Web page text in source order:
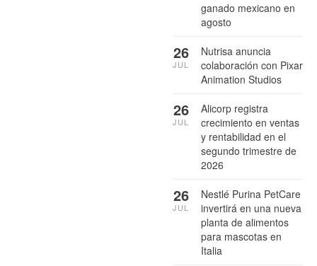
ganado mexicano en
agosto
Nutrisa anuncia
colaboración con Pixar
Animation Studios
26
JUL
Alicorp registra
crecimiento en ventas
y rentabilidad en el
segundo trimestre de
2026
26
JUL
Nestlé Purina PetCare
invertirá en una nueva
planta de alimentos
para mascotas en
Italia
26
JUL